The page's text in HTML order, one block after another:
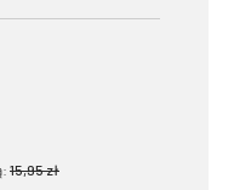
15,95 zł